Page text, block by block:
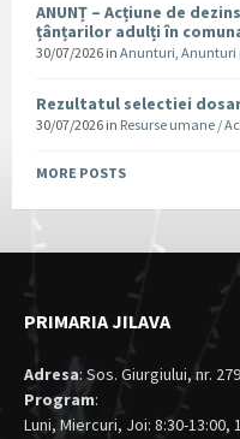
ANUNȚ – Acțiune de
țânțarilor adulți în
30/07/2026 in Anunturi, Anunturi
Rezultatul selectiei
30/07/2026 in Resurse umane /
MORE POSTS
PRIMARIA JILAVA
Adresa: Sos. Giurgiului, nr.
Program:
Luni, Miercuri, Joi: 8:30-13:00,